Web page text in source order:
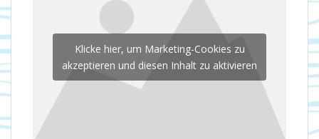
Klicke hier, um Marketing-Cookies zu
akzeptieren und diesen Inhalt zu aktivieren